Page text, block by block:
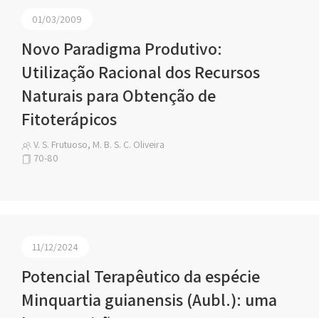
01/03/2009
Novo Paradigma Produtivo:
Utilização Racional dos Recursos
Naturais para Obtenção de
Fitoterápicos
V. S. Frutuoso, M. B. S. C. Oliveira
70-80
11/12/2024
Potencial Terapêutico da espécie
Minquartia guianensis (Aubl.): uma